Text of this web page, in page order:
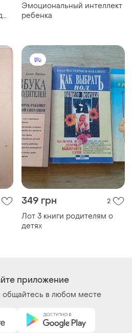
Эмоциональный интеллект
ребенка
349 грн 2
Лот 3 книги родителям о
детях
приложение
общайтесь в любом месте